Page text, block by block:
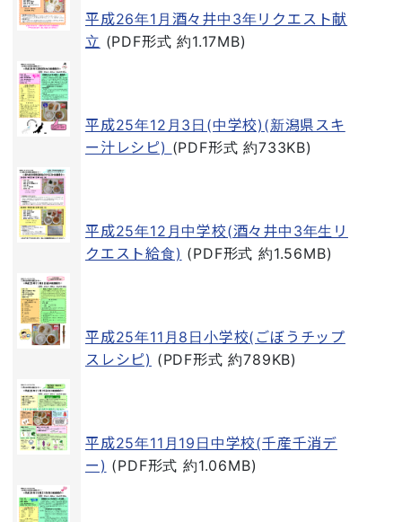
平成26年1月酒々井中3年リクエスト献
立 (PDF形式 約1.17MB)
平成25年12月3日(中学校)(新潟県スキ
ー汁レシピ) (PDF形式 約733KB)
平成25年12月中学校(酒々井中3年生リ
クエスト給食) (PDF形式 約1.56MB)
平成25年11月8日小学校(ごぼうチップ
スレシピ) (PDF形式 約789KB)
平成25年11月19日中学校(千産千消デ
ー) (PDF形式 約1.06MB)